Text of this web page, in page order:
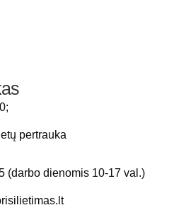
pertrauka
(darbo dienomis 10-17 val.)